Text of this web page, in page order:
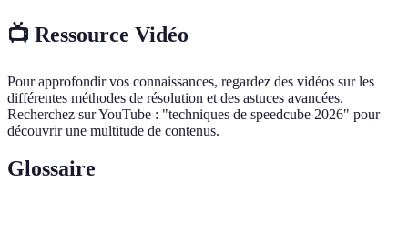
📺 Ressource Vidéo
Pour approfondir vos connaissances, regardez des vidéos sur les
différentes méthodes de résolution et des astuces avancées.
Recherchez sur YouTube : "techniques de speedcube 2026" pour
découvrir une multitude de contenus.
Glossaire